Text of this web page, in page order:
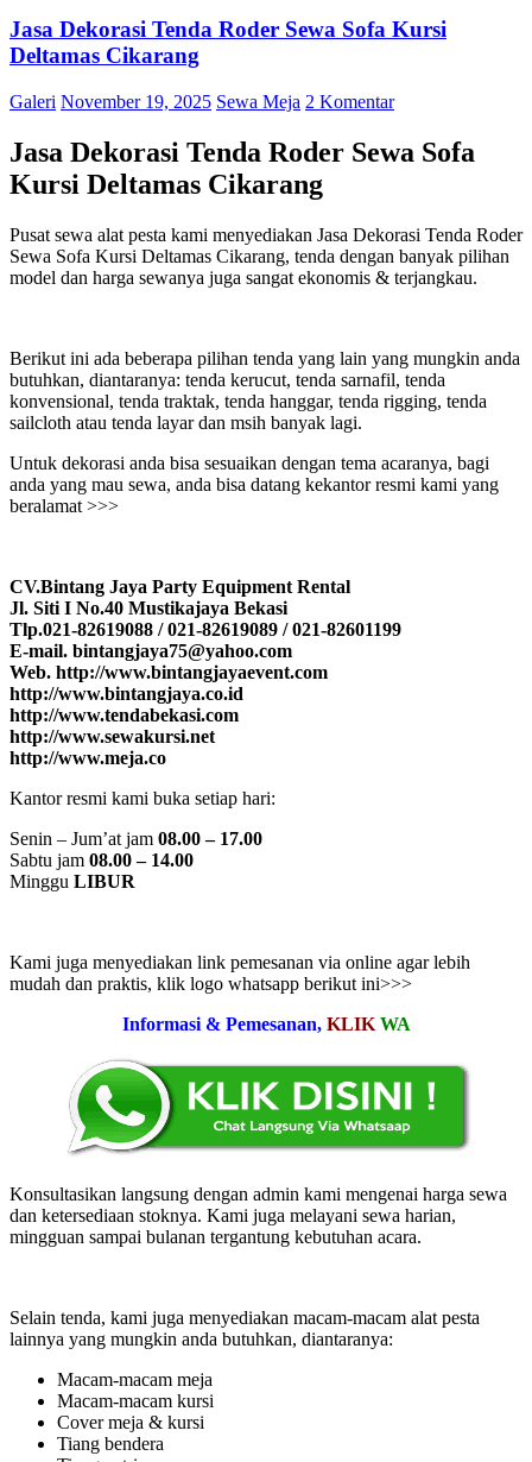
Jasa Dekorasi Tenda Roder Sewa Sofa Kursi
Deltamas Cikarang
Galeri November 19, 2025 Sewa Meja 2 Komentar
Jasa Dekorasi Tenda Roder Sewa Sofa
Kursi Deltamas Cikarang
Pusat sewa alat pesta kami menyediakan Jasa Dekorasi Tenda Roder
Sewa Sofa Kursi Deltamas Cikarang, tenda dengan banyak pilihan
model dan harga sewanya juga sangat ekonomis & terjangkau.
Berikut ini ada beberapa pilihan tenda yang lain yang mungkin anda
butuhkan, diantaranya: tenda kerucut, tenda sarnafil, tenda
konvensional, tenda traktak, tenda hanggar, tenda rigging, tenda
sailcloth atau tenda layar dan msih banyak lagi.
Untuk dekorasi anda bisa sesuaikan dengan tema acaranya, bagi
anda yang mau sewa, anda bisa datang kekantor resmi kami yang
beralamat >>>
CV.Bintang Jaya Party Equipment Rental
Jl. Siti I No.40 Mustikajaya Bekasi
Tlp.021-82619088 / 021-82619089 / 021-82601199
E-mail. bintangjaya75@yahoo.com
Web. http://www.bintangjayaevent.com
http://www.bintangjaya.co.id
http://www.tendabekasi.com
http://www.sewakursi.net
http://www.meja.co
Kantor resmi kami buka setiap hari:
Senin – Jum’at jam 08.00 – 17.00
Sabtu jam 08.00 – 14.00
Minggu LIBUR
Kami juga menyediakan link pemesanan via online agar lebih
mudah dan praktis, klik logo whatsapp berikut ini>>>
Informasi & Pemesanan, KLIK WA
Konsultasikan langsung dengan admin kami mengenai harga sewa
dan ketersediaan stoknya. Kami juga melayani sewa harian,
mingguan sampai bulanan tergantung kebutuhan acara.
Selain tenda, kami juga menyediakan macam-macam alat pesta
lainnya yang mungkin anda butuhkan, diantaranya:
Macam-macam meja
Macam-macam kursi
Cover meja & kursi
Tiang bendera